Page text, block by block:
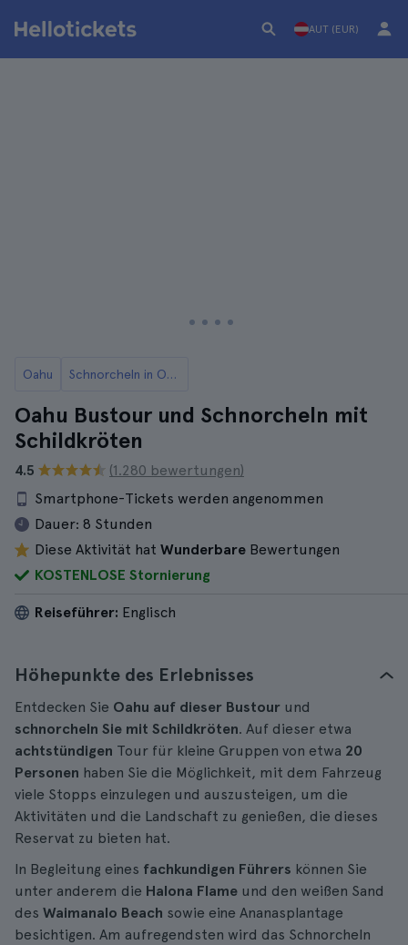
AUT (EUR)
Oahu Schnorcheln in Oahu
Oahu Bustour und Schnorcheln mit
Schildkröten
4.5
(1.280 bewertungen)
Smartphone-Tickets werden angenommen
Dauer: 8 Stunden
Diese Aktivität hat Wunderbare Bewertungen
KOSTENLOSE Stornierung
Reiseführer: Englisch
Höhepunkte des Erlebnisses
Entdecken Sie Oahu auf dieser Bustour und
schnorcheln Sie mit Schildkröten. Auf dieser etwa
achtstündigen Tour für kleine Gruppen von etwa 20
Personen haben Sie die Möglichkeit, mit dem Fahrzeug
viele Stopps einzulegen und auszusteigen, um die
Aktivitäten und die Landschaft zu genießen, die dieses
Reservat zu bieten hat.
In Begleitung eines fachkundigen Führers können Sie
unter anderem die Halona Flame und den weißen Sand
des Waimanalo Beach sowie eine Ananasplantage
besichtigen. Am aufregendsten wird das Schnorcheln